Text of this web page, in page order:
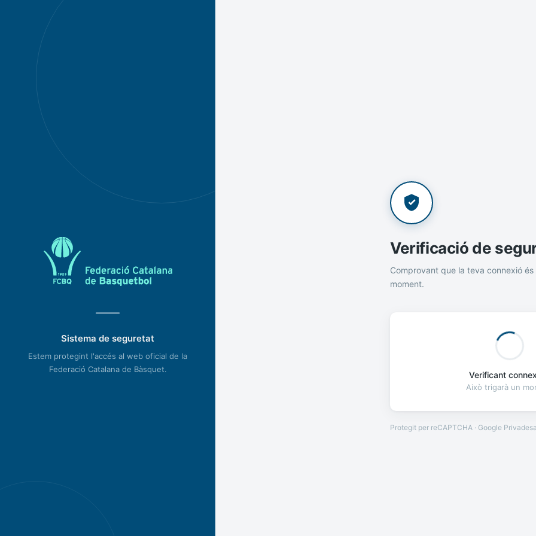
Sistema de seguretat
Estem protegint l'accés al web oficial de la
Federació Catalana de Bàsquet.
Verificació de
Comprovant que la teva connexió és
moment.
Verificant
Això trigarà un
Protegit per reCAPTCHA · Google Privadesa